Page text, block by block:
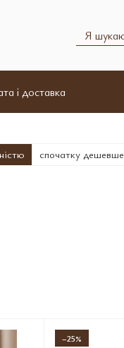
і доставка
спочатку дешевше
−25%